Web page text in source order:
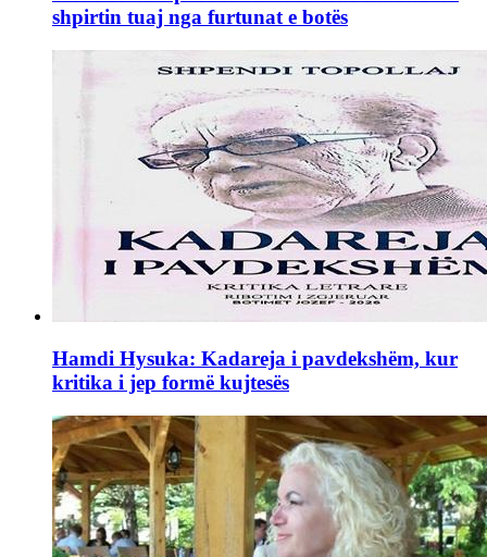
shpirtin tuaj nga furtunat e botës
Hamdi Hysuka: Kadareja i pavdekshëm, kur
kritika i jep formë kujtesës